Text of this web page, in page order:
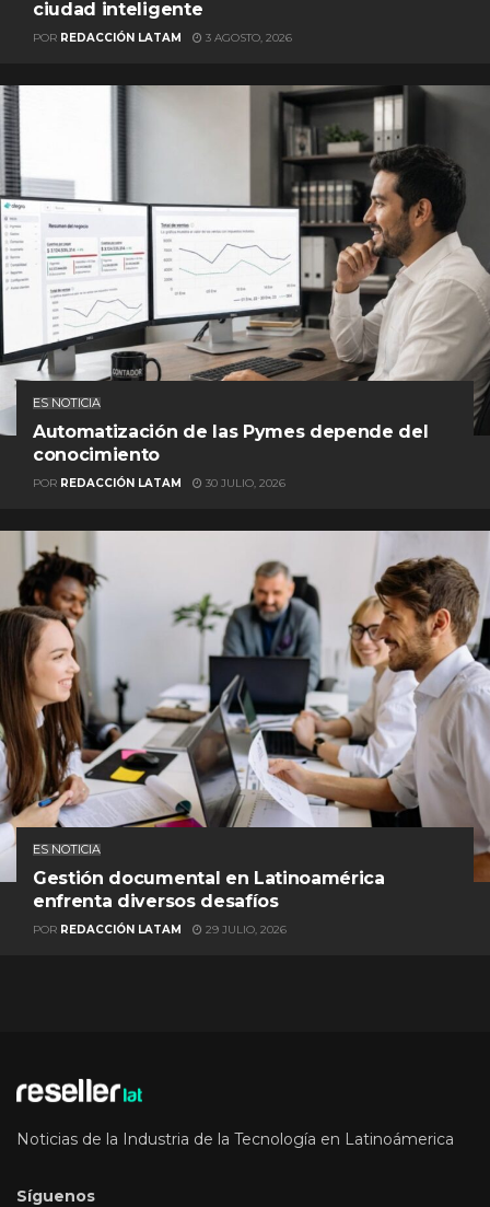
ciudad inteligente
POR REDACCIÓN LATAM 3 AGOSTO, 2026
ES NOTICIA
Automatización de las Pymes depende del
conocimiento
POR REDACCIÓN LATAM 30 JULIO, 2026
ES NOTICIA
Gestión documental en Latinoamérica
enfrenta diversos desafíos
POR REDACCIÓN LATAM 29 JULIO, 2026
Noticias de la Industria de la Tecnología en Latinoámerica
Síguenos